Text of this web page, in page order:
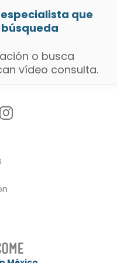
que
o busca
vídeo consulta.